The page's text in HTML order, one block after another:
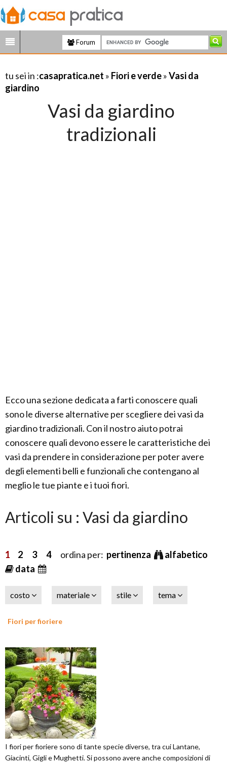
Forum
tu sei in :casapratica.net » Fiori e verde»Vasi da
giardino
Vasi da giardino
tradizionali
Ecco una sezione dedicata a farti conoscere quali
sono le diverse alternative per scegliere dei vasi da
giardino tradizionali. Con il nostro aiuto potrai
conoscere quali devono essere le caratteristiche dei
vasi da prendere in considerazione per poter avere
degli elementi belli e funzionali che contengano al
meglio le tue piante e i tuoi fiori.
Articoli su : Vasi da giardino
1 2 3 4ordina per: pertinenza
alfabetico
data
costo materiale stile tema
Fiori per fioriere
I fiori per fioriere sono di tante specie diverse, tra cui Lantane,
Giacinti, Gigli e Mughetti. Si possono avere anche composizioni di